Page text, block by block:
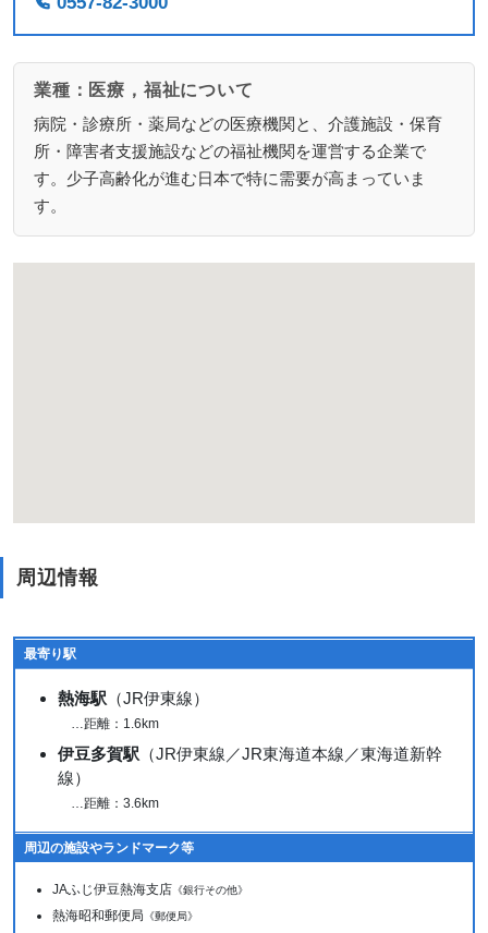
業種：医療，福祉について
病院・診療所・薬局などの医療機関と、介護施設・保育
所・障害者支援施設などの福祉機関を運営する企業で
す。少子高齢化が進む日本で特に需要が高まっていま
す。
周辺情報
最寄り駅
熱海駅 （JR伊東線）
…距離：1.6km
伊豆多賀駅 （JR伊東線／JR東海道本線／東海道新幹
線）
…距離：3.6km
周辺の施設やランドマーク等
JAふじ伊豆熱海支店 《銀行その他》
熱海昭和郵便局 《郵便局》